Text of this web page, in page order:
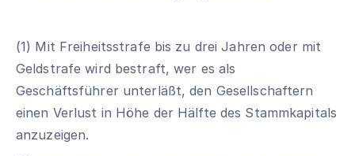
(1) Mit Freiheitsstrafe bis zu drei Jahren oder mit
Geldstrafe wird bestraft, wer es als
Geschäftsführer unterläßt, den Gesellschaftern
einen Verlust in Höhe der Hälfte des Stammkapitals
anzuzeigen.